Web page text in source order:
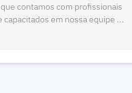
contamos com profissionais
capacitados em nossa equipe ...